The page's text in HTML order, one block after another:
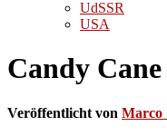
UdSSR
USA
Candy
Veröffentlicht von Marco